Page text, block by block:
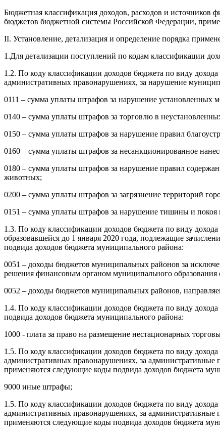
Бюджетная классификация доходов, расходов и источников
бюджетов бюджетной системы Российской Федерации,
II. Установление, детализация и определение порядка
1.Для детализации поступлений по кодам классификации
1.2. По коду классификации доходов бюджета по виду
административных правонарушениях, за нарушение
0111 – сумма уплаты штрафов за нарушение установленных
0140 – сумма уплаты штрафов за торговлю в
0150 – сумма уплаты штрафов за нарушение правил
0160 – сумма уплаты штрафов за несанкционированное
0180 – сумма уплаты штрафов за нарушение правил
животных;
0200 – сумма уплаты штрафов за загрязнение территорий
0151 – сумма уплаты штрафов за нарушение тишины и покоя
1.3. По коду классификации доходов бюджета по виду
образовавшейся до 1 января 2020 года, подлежащие
подвида доходов бюджета муниципального района:
0051 – доходы бюджетов муниципальных районов за
решения финансовым органом муниципального образования
0052 – доходы бюджетов муниципальных районов,
1.4. По коду классификации доходов бюджета по виду
подвида доходов бюджета муниципального района:
1000 - плата за право на размещение нестационарных
1.5. По коду классификации доходов бюджета по виду
административных правонарушениях, за
применяются следующие коды подвида доходов бюджета
9000 иные штрафы;
1.5. По коду классификации доходов бюджета по виду
административных правонарушениях, за
применяются следующие коды подвида доходов бюджета